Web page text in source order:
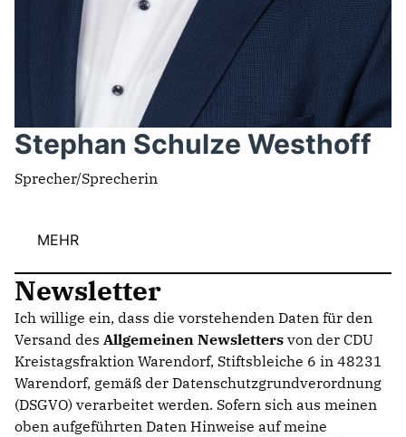
Stephan Schulze Westhoff
Sprecher/Sprecherin
MEHR
Newsletter
Ich willige ein, dass die vorstehenden Daten für den
Versand des Allgemeinen Newsletters von der CDU
Kreistagsfraktion Warendorf, Stiftsbleiche 6 in 48231
Warendorf, gemäß der Datenschutzgrundverordnung
(DSGVO) verarbeitet werden. Sofern sich aus meinen
oben aufgeführten Daten Hinweise auf meine